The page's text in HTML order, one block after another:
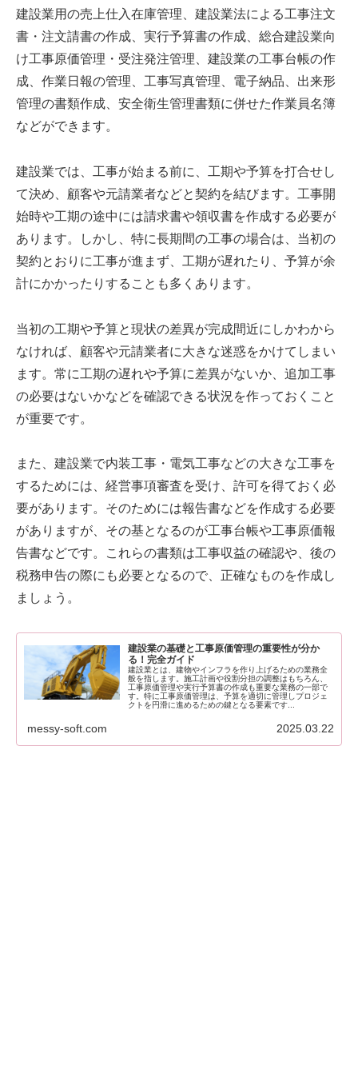
建設業用の売上仕入在庫管理、建設業法による工事注文
書・注文請書の作成、実行予算書の作成、総合建設業向
け工事原価管理・受注発注管理、建設業の工事台帳の作
成、作業日報の管理、工事写真管理、電子納品、出来形
管理の書類作成、安全衛生管理書類に併せた作業員名簿
などができます。
建設業では、工事が始まる前に、工期や予算を打合せし
て決め、顧客や元請業者などと契約を結びます。工事開
始時や工期の途中には請求書や領収書を作成する必要が
あります。しかし、特に長期間の工事の場合は、当初の
契約とおりに工事が進まず、工期が遅れたり、予算が余
計にかかったりすることも多くあります。
当初の工期や予算と現状の差異が完成間近にしかわから
なければ、顧客や元請業者に大きな迷惑をかけてしまい
ます。常に工期の遅れや予算に差異がないか、追加工事
の必要はないかなどを確認できる状況を作っておくこと
が重要です。
また、建設業で内装工事・電気工事などの大きな工事を
するためには、経営事項審査を受け、許可を得ておく必
要があります。そのためには報告書などを作成する必要
がありますが、その基となるのが工事台帳や工事原価報
告書などです。これらの書類は工事収益の確認や、後の
税務申告の際にも必要となるので、正確なものを作成し
ましょう。
建設業の基礎と工事原価管理の重要性が分か
る！完全ガイド
建設業とは、建物やインフラを作り上げるための業務全
般を指します。施工計画や役割分担の調整はもちろん、
工事原価管理や実行予算書の作成も重要な業務の一部で
す。特に工事原価管理は、予算を適切に管理しプロジェ
クトを円滑に進めるための鍵となる要素です...
messy-soft.com 2025.03.22